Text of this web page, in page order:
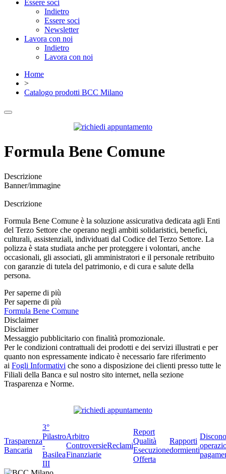
Essere soci
Indietro
Essere soci
Newsletter
Lavora con noi
Indietro
Lavora con noi
Home
>
Catalogo prodotti BCC Milano
Formula Bene Comune
Descrizione
Banner/immagine
Descrizione
Formula Bene Comune è la soluzione assicurativa dedicata agli Enti
del Terzo Settore che operano negli ambiti solidaristici, benefici,
culturali, assistenziali, individuati dal Codice del Terzo Settore. La
polizza è stata studiata anche per proteggere i volontari, anche
occasionali, gli associati, gli amministratori e il personale retribuito
con garanzie di tutela del patrimonio, e di cura e salute della
persona.
Per saperne di più
Per saperne di più
Formula Bene Comune
Disclaimer
Disclaimer
Messaggio pubblicitario con finalità promozionale.
Per le condizioni contrattuali dei prodotti e dei servizi illustrati e per
quanto non espressamente indicato è necessario fare riferimento
ai Fogli Informativi che sono a disposizione dei clienti presso tutte le
Filiali della Banca e sul nostro sito internet, nella sezione
Trasparenza e Norme.
Trasparenza
Bancaria
3°
Pilastro
-
Basilea
III
Arbitro
Controversie
Finanziarie
Reclami
Report
Qualità
Esecuzione
Offerta
Rapporti
dormienti